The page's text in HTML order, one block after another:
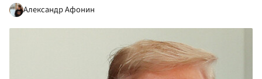
Александр Афонин